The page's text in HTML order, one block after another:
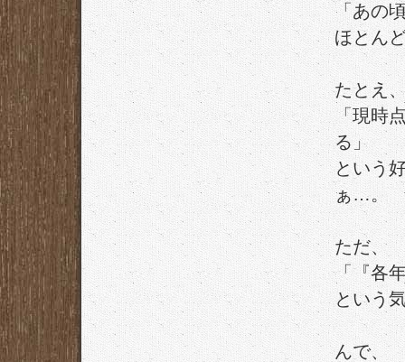
「あの
ほとん
たとえ
「現時
る」
という
ぁ…。
ただ、
「『各
という
んで、